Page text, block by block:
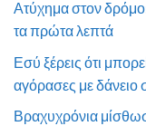
Ατύχημα στον δρόμο:
τα πρώτα λεπτά
Εσύ ξέρεις ότι
αγόρασες με δάνειο
Βραχυχρόνια